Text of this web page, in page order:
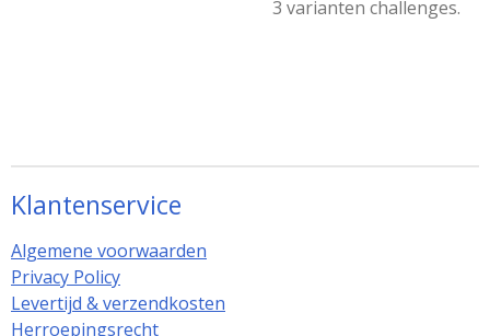
3 varianten challenges.
Klantenservice
Algemene voorwaarden
Privacy Policy
Levertijd & verzendkosten
Herroepingsrecht